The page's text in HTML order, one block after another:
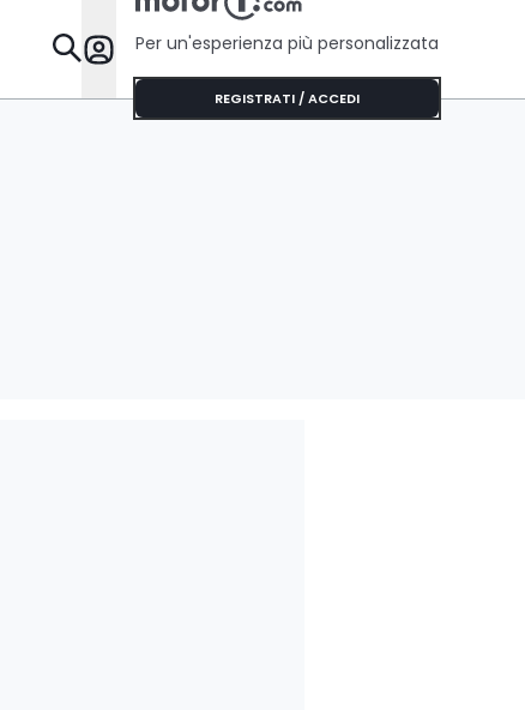
Da Sapere
Per un'esperienza più personalizzata
REGISTRATI / ACCEDI